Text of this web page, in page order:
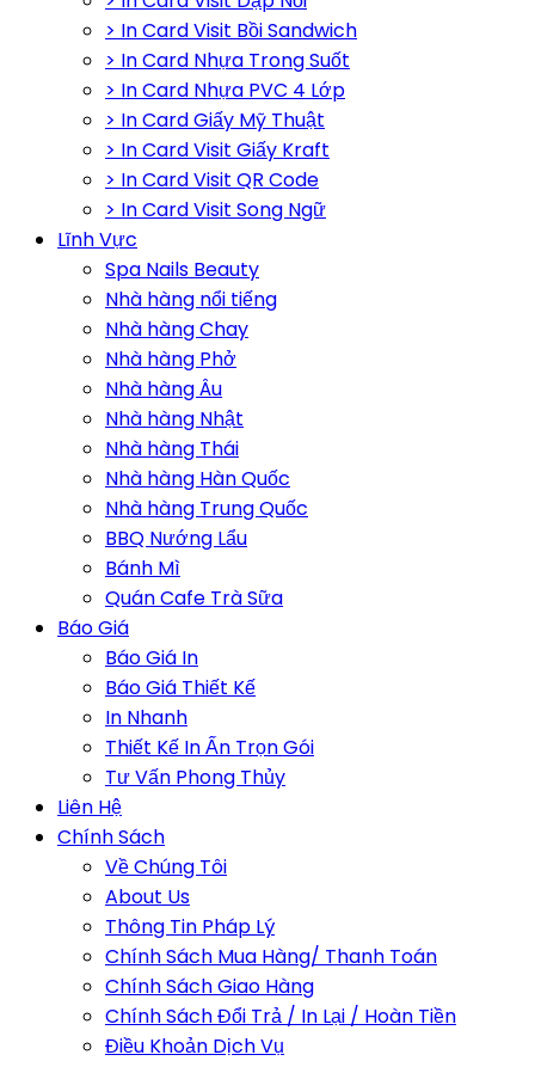
> In Card Visit Bồi Sandwich
> In Card Nhựa Trong Suốt
> In Card Nhựa PVC 4 Lớp
> In Card Giấy Mỹ Thuật
> In Card Visit Giấy Kraft
> In Card Visit QR Code
> In Card Visit Song Ngữ
Lĩnh Vực
Spa Nails Beauty
Nhà hàng nổi tiếng
Nhà hàng Chay
Nhà hàng Phở
Nhà hàng Âu
Nhà hàng Nhật
Nhà hàng Thái
Nhà hàng Hàn Quốc
Nhà hàng Trung Quốc
BBQ Nướng Lẩu
Bánh Mì
Quán Cafe Trà Sữa
Báo Giá
Báo Giá In
Báo Giá Thiết Kế
In Nhanh
Thiết Kế In Ấn Trọn Gói
Tư Vấn Phong Thủy
Liên Hệ
Chính Sách
Về Chúng Tôi
About Us
Thông Tin Pháp Lý
Chính Sách Mua Hàng/ Thanh Toán
Chính Sách Giao Hàng
Chính Sách Đổi Trả / In Lại / Hoàn Tiền
Điều Khoản Dịch Vụ